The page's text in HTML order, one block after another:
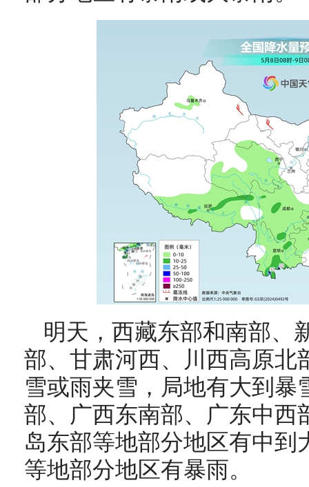
明天，西藏东部和南部、
部、甘肃河西、川西高原北
雪或雨夹雪，局地有大到暴
部、广西东南部、广东中西
岛东部等地部分地区有中到
等地部分地区有暴雨。